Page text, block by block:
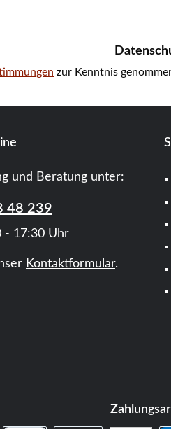
zur Kenntnis
und Beratung unter:
48 239
- 17:30 Uhr
Kontaktformular.